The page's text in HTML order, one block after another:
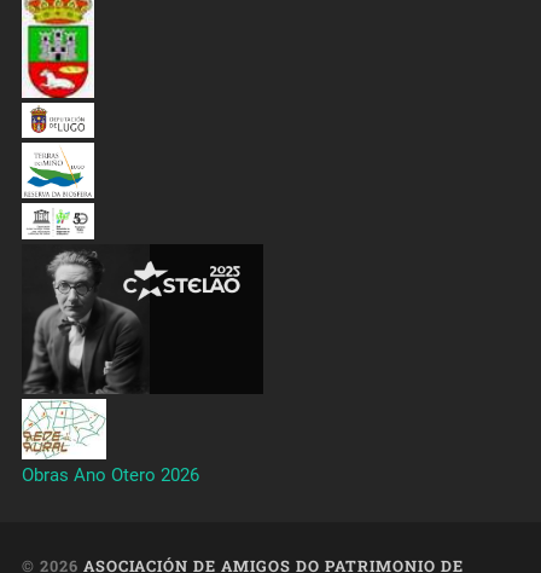
Obras Ano Otero 2026
© 2026 ASOCIACIÓN DE AMIGOS DO PATRIMONIO DE